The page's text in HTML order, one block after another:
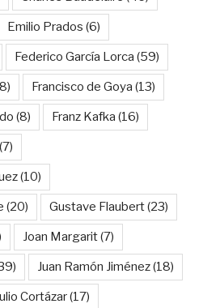
Emilio Prados (6)
Federico García Lorca (59)
Francisco de Goya (13)
(8) Franz Kafka (16)
(7)
(10)
(20) Gustave Flaubert(23)
Joan Margarit(7)
Juan Ramón Jiménez(18)
Cortázar(17)